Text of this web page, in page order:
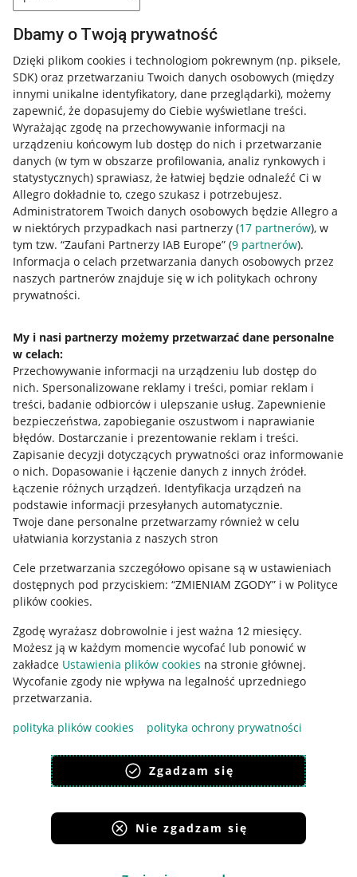
Dbamy o Twoją prywatność
Dzięki plikom cookies i technologiom pokrewnym (np. piksele,
SDK) oraz przetwarzaniu Twoich danych osobowych (między
innymi unikalne identyfikatory, dane przeglądarki), możemy
zapewnić, że dopasujemy do Ciebie wyświetlane treści.
Wyrażając zgodę na przechowywanie informacji na
urządzeniu końcowym lub dostęp do nich i przetwarzanie
danych (w tym w obszarze profilowania, analiz rynkowych i
statystycznych) sprawiasz, że łatwiej będzie odnaleźć Ci w
Allegro dokładnie to, czego szukasz i potrzebujesz.
Administratorem Twoich danych osobowych będzie Allegro a
w niektórych przypadkach nasi partnerzy (17 partnerów), w
tym tzw. “Zaufani Partnerzy IAB Europe” (9 partnerów).
Informacja o celach przetwarzania danych osobowych przez
naszych partnerów znajduje się w ich politykach ochrony
prywatności.
My i nasi partnerzy możemy przetwarzać dane personalne
w celach:
Przechowywanie informacji na urządzeniu lub dostęp do
nich. Spersonalizowane reklamy i treści, pomiar reklam i
treści, badanie odbiorców i ulepszanie usług. Zapewnienie
bezpieczeństwa, zapobieganie oszustwom i naprawianie
błędów. Dostarczanie i prezentowanie reklam i treści.
Zapisanie decyzji dotyczących prywatności oraz informowanie
o nich. Dopasowanie i łączenie danych z innych źródeł.
Łączenie różnych urządzeń. Identyfikacja urządzeń na
podstawie informacji przesyłanych automatycznie.
Twoje dane personalne przetwarzamy również w celu
ułatwiania korzystania z naszych stron
Cele przetwarzania szczegółowo opisane są w ustawieniach
dostępnych pod przyciskiem: “ZMIENIAM ZGODY” i w Polityce
plików cookies.
Zgodę wyrażasz dobrowolnie i jest ważna 12 miesięcy.
Możesz ją w każdym momencie wycofać lub ponowić w
zakładce Ustawienia plików cookies na stronie głównej.
Wycofanie zgody nie wpływa na legalność uprzedniego
przetwarzania.
polityka plików cookies
polityka ochrony prywatności
Zgadzam się
Nie zgadzam się
Przydatne informacje
Jak to działa
Allegro Gadane dla sprzedających
Allegro Gadane dla kupujących
Mapa miejscowości
Informacje prawne
Regulamin
Polityka plików "cookies"
Ustawienia plików "cookies"
Udostępnianie lokalizacji
Informacje dla Aktu o Usługach Cyfrowych
Pobierz aplikację
Korzystanie z serwisu oznacza akceptacjęregulaminu